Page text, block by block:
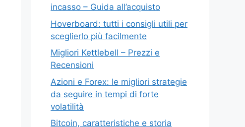
incasso – Guida all’acquisto
Hoverboard: tutti i consigli utili per
sceglierlo più facilmente
Migliori Kettlebell – Prezzi e
Recensioni
Azioni e Forex: le migliori strategie
da seguire in tempi di forte
volatilità
Bitcoin, caratteristiche e storia